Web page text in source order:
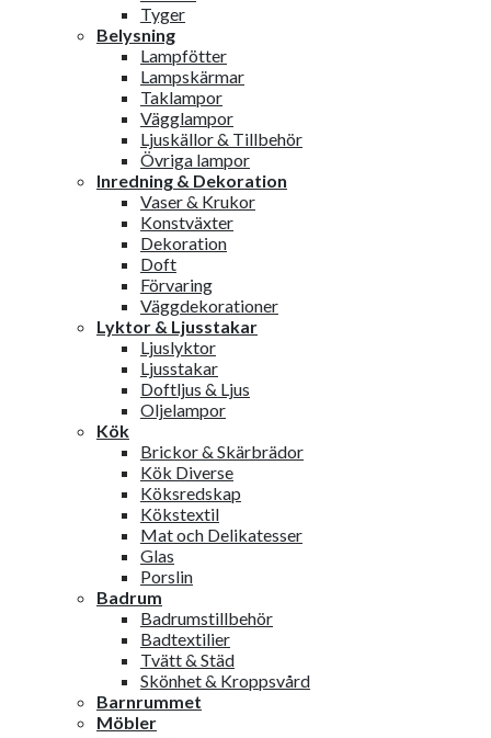
Tyger
Belysning
Lampfötter
Lampskärmar
Taklampor
Vägglampor
Ljuskällor & Tillbehör
Övriga lampor
Inredning & Dekoration
Vaser & Krukor
Konstväxter
Dekoration
Doft
Förvaring
Väggdekorationer
Lyktor & Ljusstakar
Ljuslyktor
Ljusstakar
Doftljus & Ljus
Oljelampor
Kök
Brickor & Skärbrädor
Kök Diverse
Köksredskap
Kökstextil
Mat och Delikatesser
Glas
Porslin
Badrum
Badrumstillbehör
Badtextilier
Tvätt & Städ
Skönhet & Kroppsvård
Barnrummet
Möbler